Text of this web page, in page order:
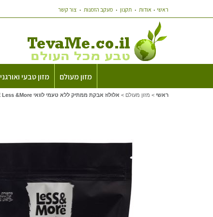
ראשי אודות תקנון מעקב הזמנות צור קשר
מזון מעולם מזון טבעי ואורגני
ראשי > מזון מעולם > אלולוז אבקת ממתיק ללא טעמי לוואי ALLULOSE Less &More